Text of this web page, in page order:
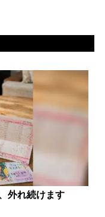
外れ続けます